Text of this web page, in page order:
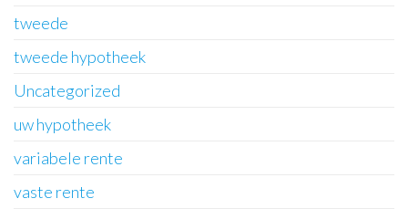
tweede
tweede hypotheek
Uncategorized
uw hypotheek
variabele rente
vaste rente